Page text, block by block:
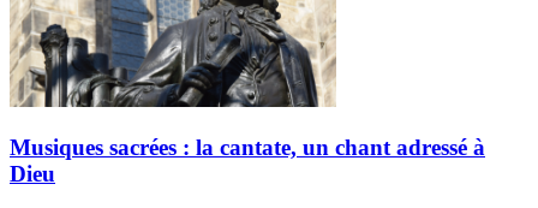
Musiques sacrées : la cantate, un chant adressé à
Dieu